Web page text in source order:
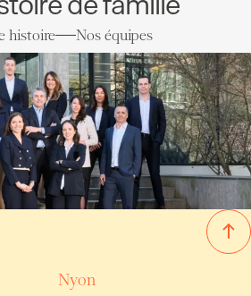
histoire Nos équipes
Nyon